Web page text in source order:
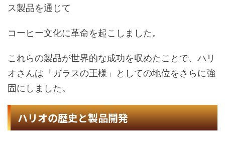
ス製品を通じて
コーヒー文化に革命を起こしました。
これらの製品が世界的な成功を収めたことで、ハリ
オさんは「ガラスの王様」としての地位をさらに強
固にしました。
ハリオの歴史と製品開発